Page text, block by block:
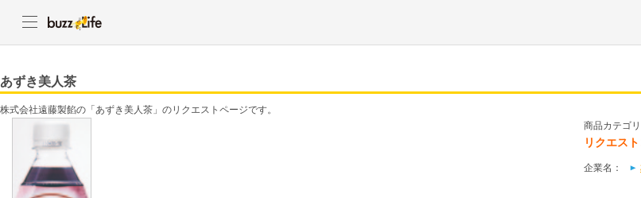
あずき美人茶
株式会社遠藤製餡の「あずき美人茶」のリクエストページです。
商品カテゴリ
リクエス
企業名：